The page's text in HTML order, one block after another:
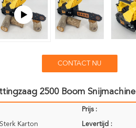
CONTACT NU
2500 Boom Snijmachine
Prijs :
Karton Levertijd :